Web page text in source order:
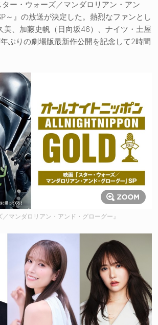
ー・ウォーズ／マンダロリアン・アン
～』の放送が決定した。熱烈なファンとし
美、加藤史帆（日向坂46）、ナイツ・土屋
ぶりの劇場版最新作公開を記念して2時間
マンダロリアン・アンド・グローグー』